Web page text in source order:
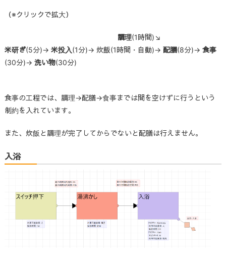
（※クリックで拡大）
調理(1時間)↘
米研ぎ(5分)→ 米投入(1分)→ 炊飯(1時間・自動)→ 配膳(8分)→ 食事
(30分)→ 洗い物(30分)
食事の工程では、調理→配膳→食事までは間を空けずに行うという
制約を入れています。
また、炊飯と調理が完了してからでないと配膳は行えません。
入浴